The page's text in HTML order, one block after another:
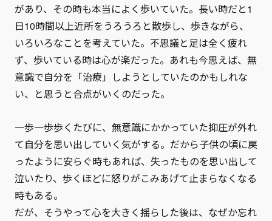
があり、その時も本当によく歩いていた。長い時だと1
日10時間以上近所をうろうろと散歩し、歩きながら、
いろいろなことを考えていた。不思議と足は全く疲れ
ず、歩いている時は心が楽だった。あれも今思えば、無
意識で自分を「治療」しようとしていたのかもしれな
い、と思うと合点がいくのだった。
一歩一歩歩くたびに、無意識にかかっていた抑圧が外れ
て自分を思い出していく気がする。だから子供の頃に戻
ったように安らぐ時もあれば、失ったものを思い出して
泣いたり、歩くほどに怒りがこみあげて止まらなくなる
時もある。
だが、そうやって心を大きく揺らした後は、なぜか忘れ